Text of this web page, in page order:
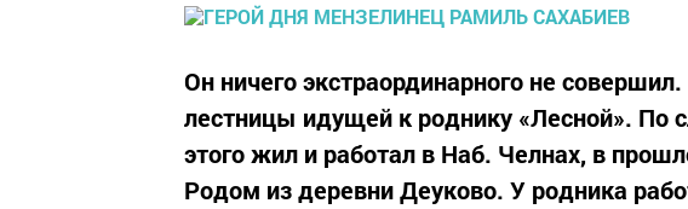
Он ничего экстраординарного не
лестницы идущей к роднику «Лесной». По
этого жил и работал в Наб. Челнах, в
Родом из деревни Деуково. У родника